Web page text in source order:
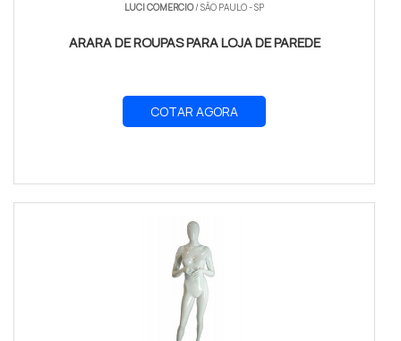
LUCI COMERCIO/ SÃO PAULO - SP
ARARA DE ROUPAS PARA LOJA DE PAREDE
COTAR AGORA